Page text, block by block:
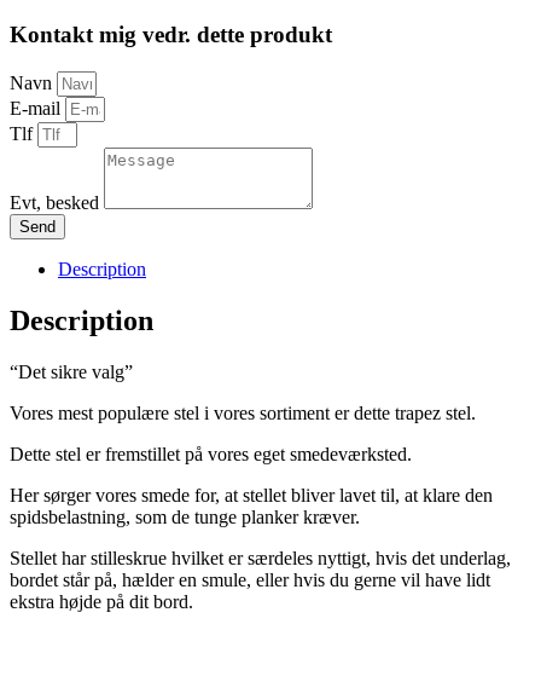
Kontakt mig vedr. dette produkt
Navn
E-mail
Tlf
Evt, besked
Send
Description
Description
“Det sikre valg”
Vores mest populære stel i vores sortiment er dette trapez stel.
Dette stel er fremstillet på vores eget smedeværksted.
Her sørger vores smede for, at stellet bliver lavet til, at klare den
spidsbelastning, som de tunge planker kræver.
Stellet har stilleskrue hvilket er særdeles nyttigt, hvis det underlag,
bordet står på, hælder en smule, eller hvis du gerne vil have lidt
ekstra højde på dit bord.